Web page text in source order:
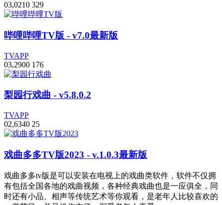
03,0210 329
哔哩哔哩TV版 - v7.0最新版
TVAPP
03,2900 176
梨园行戏曲 - v5.8.0.2
TVAPP
02,6340 25
戏曲多多TV版2023 - v.1.0.3最新版
戏曲多多tv版是可以安装在电视上的戏曲类软件，软件不仅拥
有包括全国各地的戏曲视频，各种经典戏曲也是一应俱全，同
时还有小品、相声等传统艺术等你观看，是老年人比较喜欢的